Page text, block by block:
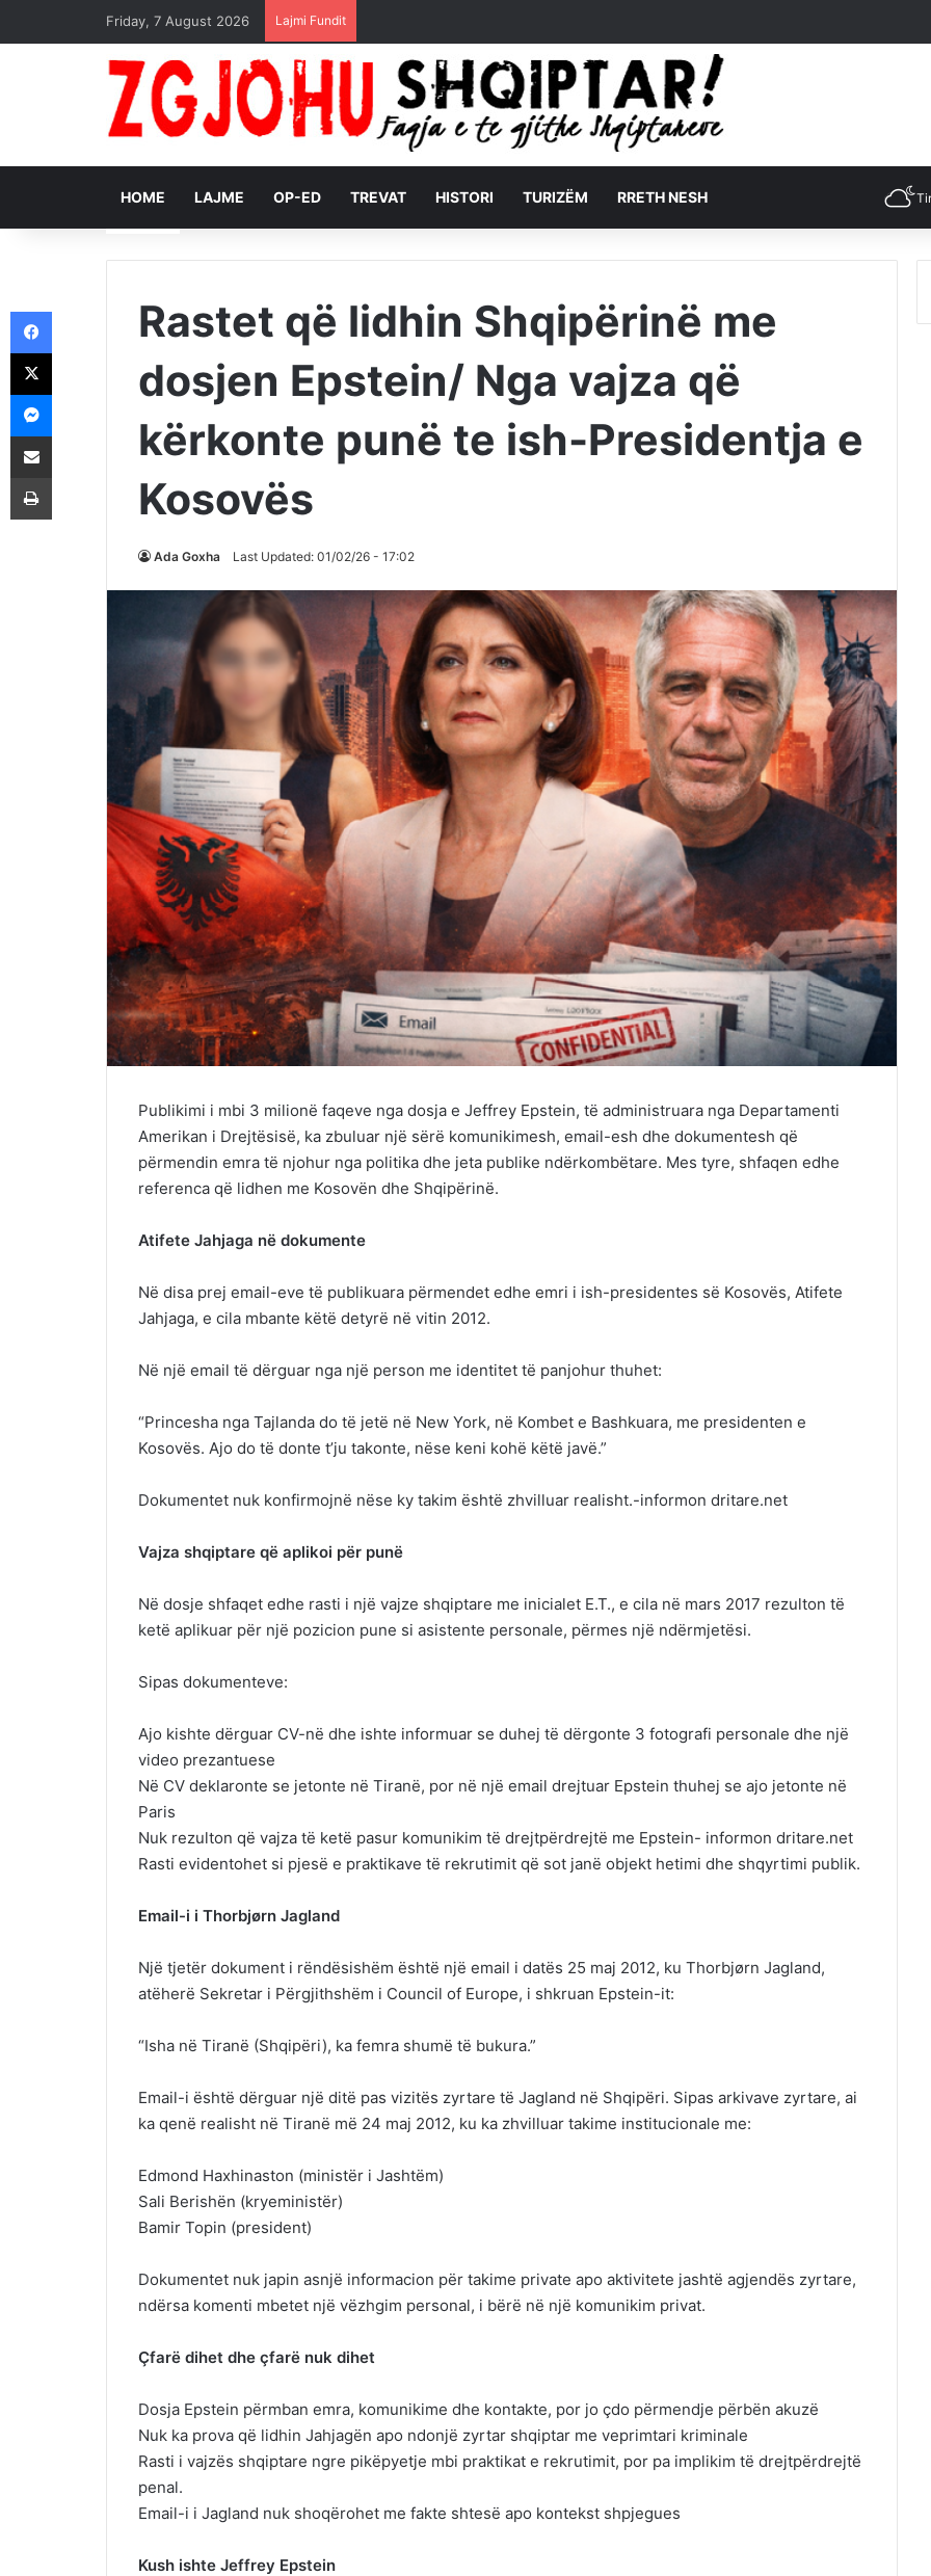
Friday, 7 August 2026 Lajmi Fundit
HOME LAJME OP-ED TREVAT HISTORI TURIZËM RRETH NESH
Rastet që lidhin Shqipërinë me
dosjen Epstein/ Nga vajza që
kërkonte punë te ish-Presidentja e
Kosovës
Ada Goxha Last Updated: 01/02/26 - 17:02
Publikimi i mbi 3 milionë faqeve nga dosja e Jeffrey Epstein, të administruara nga Departamenti
Amerikan i Drejtësisë, ka zbuluar një sërë komunikimesh, email-esh dhe dokumentesh që
përmendin emra të njohur nga politika dhe jeta publike ndërkombëtare. Mes tyre, shfaqen edhe
referenca që lidhen me Kosovën dhe Shqipërinë.
Atifete Jahjaga në dokumente
Në disa prej email-eve të publikuara përmendet edhe emri i ish-presidentes së Kosovës, Atifete
Jahjaga, e cila mbante këtë detyrë në vitin 2012.
Në një email të dërguar nga një person me identitet të panjohur thuhet:
“Princesha nga Tajlanda do të jetë në New York, në Kombet e Bashkuara, me presidenten e
Kosovës. Ajo do të donte t’ju takonte, nëse keni kohë këtë javë.”
Dokumentet nuk konfirmojnë nëse ky takim është zhvilluar realisht.-informon dritare.net
Vajza shqiptare që aplikoi për punë
Në dosje shfaqet edhe rasti i një vajze shqiptare me inicialet E.T., e cila në mars 2017 rezulton të
ketë aplikuar për një pozicion pune si asistente personale, përmes një ndërmjetësi.
Sipas dokumenteve:
Ajo kishte dërguar CV-në dhe ishte informuar se duhej të dërgonte 3 fotografi personale dhe një
video prezantuese
Në CV deklaronte se jetonte në Tiranë, por në një email drejtuar Epstein thuhej se ajo jetonte në
Paris
Nuk rezulton që vajza të ketë pasur komunikim të drejtpërdrejtë me Epstein- informon dritare.net
Rasti evidentohet si pjesë e praktikave të rekrutimit që sot janë objekt hetimi dhe shqyrtimi publik.
Email-i i Thorbjørn Jagland
Një tjetër dokument i rëndësishëm është një email i datës 25 maj 2012, ku Thorbjørn Jagland,
atëherë Sekretar i Përgjithshëm i Council of Europe, i shkruan Epstein-it:
“Isha në Tiranë (Shqipëri), ka femra shumë të bukura.”
Email-i është dërguar një ditë pas vizitës zyrtare të Jagland në Shqipëri. Sipas arkivave zyrtare, ai
ka qenë realisht në Tiranë më 24 maj 2012, ku ka zhvilluar takime institucionale me:
Edmond Haxhinaston (ministër i Jashtëm)
Sali Berishën (kryeministër)
Bamir Topin (president)
Dokumentet nuk japin asnjë informacion për takime private apo aktivitete jashtë agjendës zyrtare,
ndërsa komenti mbetet një vëzhgim personal, i bërë në një komunikim privat.
Çfarë dihet dhe çfarë nuk dihet
Dosja Epstein përmban emra, komunikime dhe kontakte, por jo çdo përmendje përbën akuzë
Nuk ka prova që lidhin Jahjagën apo ndonjë zyrtar shqiptar me veprimtari kriminale
Rasti i vajzës shqiptare ngre pikëpyetje mbi praktikat e rekrutimit, por pa implikim të drejtpërdrejtë
penal.
Email-i i Jagland nuk shoqërohet me fakte shtesë apo kontekst shpjegues
Kush ishte Jeffrey Epstein